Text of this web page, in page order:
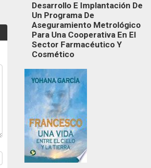
Desarrollo E Implantación De
Un Programa De
Aseguramiento Metrológico
Para Una Cooperativa En El
Sector Farmacéutico Y
Cosmético